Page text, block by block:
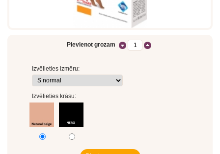
Pievienot grozam
Izvēlieties izmēru:
Izvēlieties krāsu: